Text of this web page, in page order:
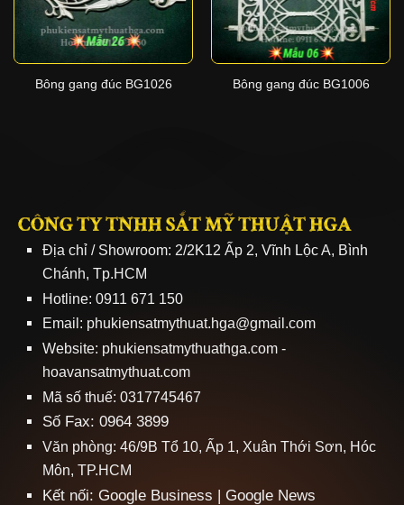
Bông gang đúc BG1026 Bông gang đúc BG1006
CÔNG TY TNHH SẮT MỸ THUẬT HGA
Địa chỉ / Showroom: 2/2K12 Ấp 2, Vĩnh Lộc A, Bình
Chánh, Tp.HCM
Hotline: 0911 671 150
Email: phukiensatmythuat.hga@gmail.com
Website: phukiensatmythuathga.com-
hoavansatmythuat.com
Mã số thuế: 0317745467
Số Fax: 0964 3899
Văn phòng: 46/9B Tổ 10, Ấp 1, Xuân Thới Sơn, Hóc
Môn, TP.HCM
Kết nối: Google Business | Google News